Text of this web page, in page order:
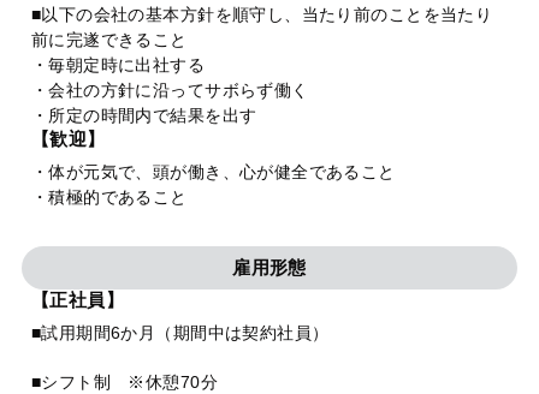
■以下の会社の基本方針を順守し、当たり前のことを当たり
前に完遂できること
・毎朝定時に出社する
・会社の方針に沿ってサボらず働く
・所定の時間内で結果を出す
【歓迎】
・体が元気で、頭が働き、心が健全であること
・積極的であること
雇用形態
【正社員】
■試用期間6か月（期間中は契約社員）
■シフト制 ※休憩70分